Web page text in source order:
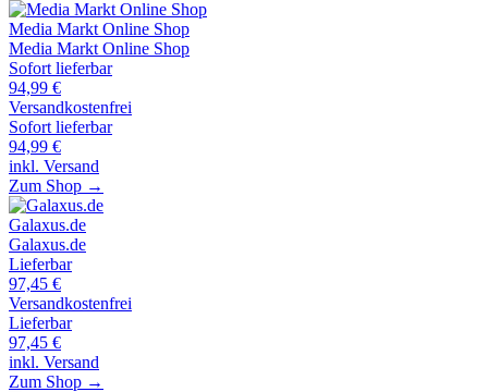
Media Markt Online Shop
Media Markt Online Shop
Sofort lieferbar
94,99 €
Versandkostenfrei
Sofort lieferbar
94,99 €
inkl. Versand
Zum Shop →
Galaxus.de
Galaxus.de
Lieferbar
97,45 €
Versandkostenfrei
Lieferbar
97,45 €
inkl. Versand
Zum Shop →